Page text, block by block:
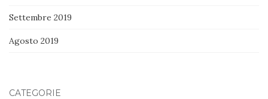
Settembre 2019
Agosto 2019
CATEGORIE